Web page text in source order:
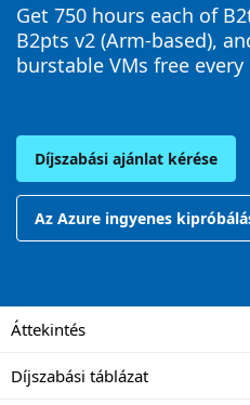
Get 750 hours each of
B2pts v2 (Arm-based),
burstable VMs free
Díjszabási ajánlat kérése
Az Azure ingyenes
Áttekintés
Díjszabási táblázat